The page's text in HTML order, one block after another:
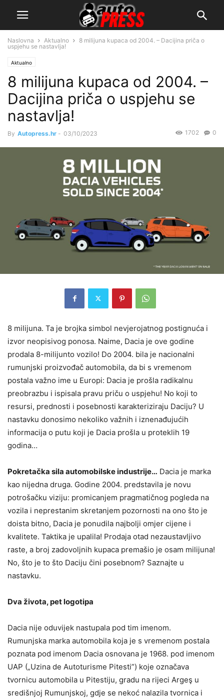
Naslovna Aktualno
8 milijuna kupaca od 2004. – Dacijina priča o
uspjehu se nastavlja!
Aktualno
8 milijuna kupaca od 2004. –
Dacijina priča o uspjehu se
nastavlja!
By Autopress.hr - 03/10/2023 0
1702
8 milijuna. Ta je brojka simbol nevjerojatnog postignuća i
izvor neopisivog ponosa. Naime, Dacia je ove godine
prodala 8-milijunto vozilo! Do 2004. bila je nacionalni
rumunjski proizvođač automobila, da bi s vremenom
postala važno ime u Europi: Dacia je prošla radikalnu
preobrazbu i ispisala pravu priču o uspjehu! No koji to
resursi, prednosti i posebnosti karakteriziraju Daciju? U
nastavku donosimo nekoliko važnih i iznenađujućih
informacija o putu koji je Dacia prošla u proteklih 19
godina…
Pokretačka sila automobilske industrije… Dacia je marka
kao nijedna druga. Godine 2004. predstavila je novu
potrošačku viziju: promicanjem pragmatičnog pogleda na
vozila i neprestanim skretanjem pozornosti na ono što je
doista bitno, Dacia je ponudila najbolji omjer cijene i
kvalitete. Taktika je upalila! Prodaja otad nezaustavljivo
raste, a broj zadovoljnih kupaca premašio je osam milijuna!
No, što je to što Daciju čini posebnom? Saznajte u
nastavku.
Dva života, pet logotipa
Dacia nije oduvijek nastupala pod tim imenom.
Rumunjska marka automobila koja je s vremenom postala
poznata pod imenom Dacia osnovana je 1968. pod imenom
UAP („Uzina de Autoturisme Pitesti”) koje označava
tvornicu automobila u Pitestiju, gradu na rijeci Argeş u
središnjoj Rumunjskoj, gdje se nekoć nalazila tvornica i